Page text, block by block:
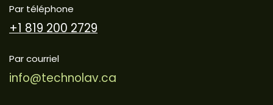
Par téléphone
+1 819 200 2729
Par courriel
info@technolav.ca